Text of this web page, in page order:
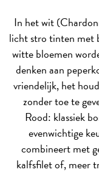
In het wit
licht stro tinten met
witte bloemen
denken aan
vriendelijk, het
zonder toe te
Rood: klassiek
evenwichtige
combineert met
kalfsfilet of, meer